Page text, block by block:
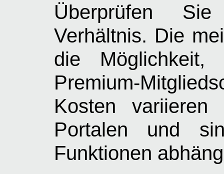
Überprüfen
Verhältnis. Die
die Möglichkeit,
Premium-
Kosten variieren
Portalen und
Funktionen